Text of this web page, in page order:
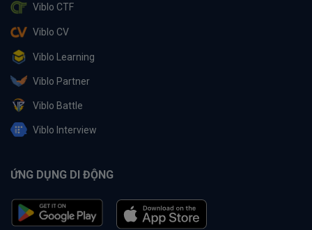
Viblo CTF
Viblo CV
Viblo Learning
Viblo Partner
Viblo Battle
Viblo Interview
ỨNG DỤNG DI ĐỘNG